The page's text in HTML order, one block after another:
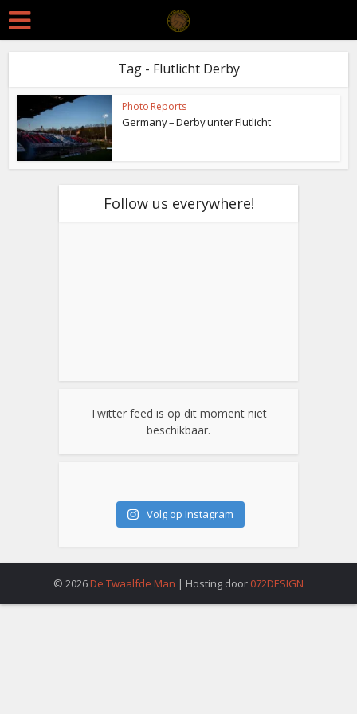
Tag - Flutlicht Derby
Photo Reports
Germany – Derby unter Flutlicht
Follow us everywhere!
Twitter feed is op dit moment niet
beschikbaar.
Volg op Instagram
© 2026 De Twaalfde Man | Hosting door 072DESIGN